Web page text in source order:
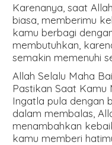
Karenanya, saat
biasa, memberimu
kamu berbagi
membutuhkan,
semakin memenuhi
Allah Selalu Maha
Pastikan Saat
Ingatla pula dengan
dalam membalas,
menambahkan
kamu memberi